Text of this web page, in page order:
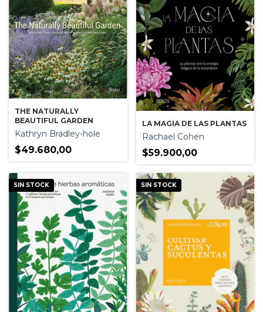
THE NATURALLY
BEAUTIFUL GARDEN
Kathryn Bradley-hole
$49.680,00
LA MAGIA DE LAS PLANTAS
Rachael Cohen
$59.900,00
SIN STOCK SIN STOCK